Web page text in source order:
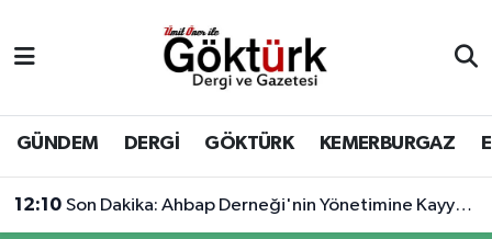
GÜNDEM DERGİ GÖKTÜRK KEMERBURGAZ
12:10 Son Dakika: Ahbap Derneği'nin Yönetimine Kayyum Atandı
BİLİM
DERGİ
Eyüpsultan Hava Durumu
Eyüpsultan Trafik Yoğunluk Haritası
Süper Lig Puan Durumu ve Fikstür